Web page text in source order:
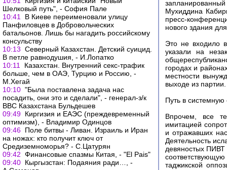
Шелковый путь", - София Пале
10:41
В Киеве переименовали улицу
Панфиловцев в Добровольческих
батальонов. Лишь бы нагадить российскому
консульству
10:13 Северный Казахстан. Детский суицид.
В петле равнодушия, - И.Лопатко
10:11
Казахстан. Внутренний секс-трафик
больше, чем в ОАЭ, Турцию и Россию, -
М.Хегай
10:10 "Была поставлена задача нас
посадить, они это и сделали", - генерал-з/к
ВВС Казахстана Бульдешев
09:49 Киргизия и ЕАЭС (преждевременный
оптимизм), - Владимир Одинцов
09:46 Поле битвы - Ливан. Израиль и Иран
на ножах: кто получит ключ от
Средиземноморья? - С.Цатурян
09:42 Финансовые спазмы Китая, - "El Pais"
09:40 Кыргызстан: Подаяния ради…, -
Мухиддина
пресс-
нового здания
Это не входило
указали на
городах и
местности
выходе из партии.
Путь в
Впрочем, все
имитацией
и отражавших
Деятельность
девяностых ПИВТ
таджикской